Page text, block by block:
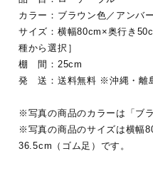
カラー：ブラウン色／アンバ
サイズ：横幅80cm×奥行き
種から選択］
棚 間：25cm
発 送：送料無料 ※沖縄・離
※写真の商品のカラーは「ブ
※写真の商品のサイズは横幅
36.5cm（ゴム足）です。